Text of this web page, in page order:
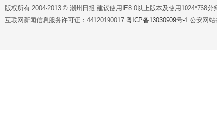
版权所有 2004-2013 © 潮州日报 建议使用IE8.0以上版本及使用1024*768分
互联网新闻信息服务许可证：44120190017 粤ICP备13030909号-1 公安网站